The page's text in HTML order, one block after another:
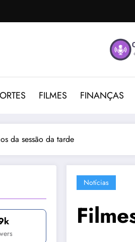
FILMES FINANÇAS
da sessão da tarde
Notícias